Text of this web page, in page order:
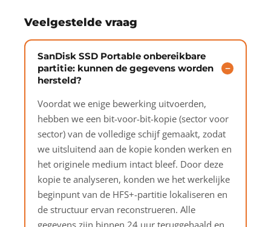
Veelgestelde vraag
SanDisk SSD Portable onbereikbare
partitie: kunnen de gegevens worden
hersteld?
Voordat we enige bewerking uitvoerden,
hebben we een bit-voor-bit-kopie (sector voor
sector) van de volledige schijf gemaakt, zodat
we uitsluitend aan de kopie konden werken en
het originele medium intact bleef. Door deze
kopie te analyseren, konden we het werkelijke
beginpunt van de HFS+-partitie lokaliseren en
de structuur ervan reconstrueren. Alle
gegevens zijn binnen 24 uur teruggehaald en